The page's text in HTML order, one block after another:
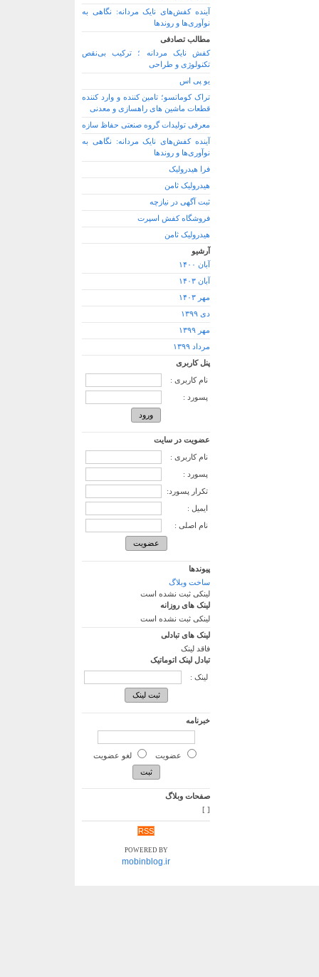
آینده کفش‌های نایک مردانه: نگاهی به
نوآوری‌ها و روندها
مطالب تصادفی
کفش نایک مردانه ؛ ترکیب بی‌نقص
تکنولوژی و طراحی
یو پی اس
تراک کوماتسو؛ تامین کننده و وارد کننده
قطعات ماشین های راهسازی و معدنی
معرفی تولیدات گروه صنعتی حفاظ سازه
آینده کفش‌های نایک مردانه: نگاهی به
نوآوری‌ها و روندها
فرا هیدرولیک
هیدرولیک ثامن
ثبت آگهی در نیازچه
فروشگاه کفش اسپرت
هیدرولیک ثامن
آرشیو
آبان ۱۴۰۰
آبان ۱۴۰۳
مهر ۱۴۰۳
دی ۱۳۹۹
مهر ۱۳۹۹
مرداد ۱۳۹۹
پنل کاربری
نام کاربری :
پسورد :
عضویت در سایت
نام کاربری :
پسورد :
تکرار پسورد:
ایمیل :
نام اصلی :
پیوندها
ساخت وبلاگ
لینکی ثبت نشده است
لینک های روزانه
لینکی ثبت نشده است
لینک های تبادلی
فاقد لینک
تبادل لینک اتوماتیک
لینک :
خبرنامه
عضویت لغو عضویت
صفحات وبلاگ
[
]
RSS
POWERED BY
mobinblog.ir